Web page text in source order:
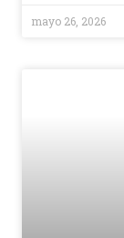
mayo 26, 2026